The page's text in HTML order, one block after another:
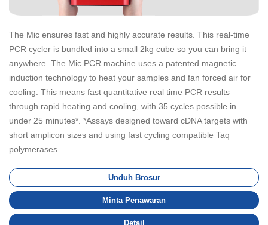
The Mic ensures fast and highly accurate results. This real-time
PCR cycler is bundled into a small 2kg cube so you can bring it
anywhere. The Mic PCR machine uses a patented magnetic
induction technology to heat your samples and fan forced air for
cooling. This means fast quantitative real time PCR results
through rapid heating and cooling, with 35 cycles possible in
under 25 minutes*. *Assays designed toward cDNA targets with
short amplicon sizes and using fast cycling compatible Taq
polymerases
Unduh Brosur
Minta Penawaran
Detail